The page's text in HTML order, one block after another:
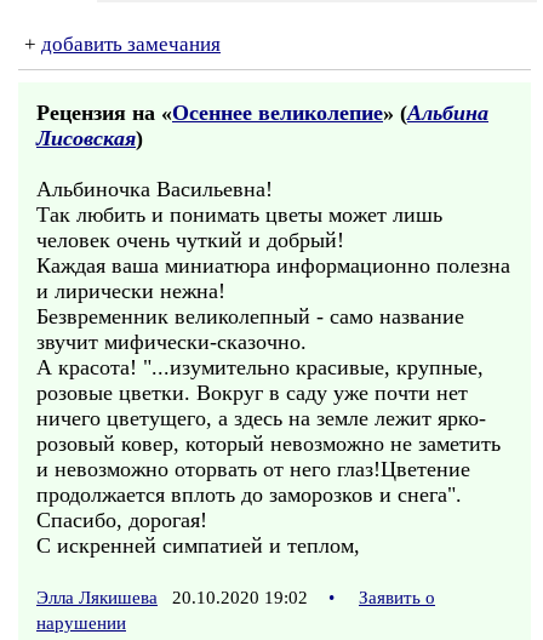
+ добавить замечания
Рецензия на «Осеннее великолепие» (Альбина
Лисовская)
Альбиночка Васильевна!
Так любить и понимать цветы может лишь
человек очень чуткий и добрый!
Каждая ваша миниатюра информационно полезна
и лирически нежна!
Безвременник великолепный - само название
звучит мифически-сказочно.
А красота! "...изумительно красивые, крупные,
розовые цветки. Вокруг в саду уже почти нет
ничего цветущего, а здесь на земле лежит ярко-
розовый ковер, который невозможно не заметить
и невозможно оторвать от него глаз!Цветение
продолжается вплоть до заморозков и снега".
Спасибо, дорогая!
С искренней симпатией и теплом,
Элла Лякишева 20.10.2020 19:02 •
Заявить о
нарушении